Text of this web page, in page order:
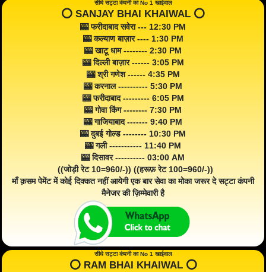
सीधे सट्टा कंपनी का No 1 खाईवाल
⭕️ SANJAY BHAI KHAIWAL ⭕️
🎰 फरीदाबाद सवेरा --- 12:30 PM
🎰 कल्याण बाज़ार ---- 1:30 PM
🎰 खाटू धाम -------- 2:30 PM
🎰 दिल्ली बाज़ार ------ 3:05 PM
🎰 श्री गणेश ------ 4:35 PM
🎰 करनाल ---------- 5:30 PM
🎰 फरीदाबाद --------- 6:05 PM
🎰 गोवा किंग -------- 7:30 PM
🎰 गाजियाबाद ------- 9:40 PM
🎰 दुबई गोल्ड -------- 10:30 PM
🎰 गली ----------- 11:40 PM
🎰 दिसावर ---------- 03:00 AM
((जोड़ी रेट 10=960/-)) ((हरूफ़ रेट 100=960/-))
माँ क़सम पेमेंट में कोई दिक्कत नहीं आयेगी एक बार सेवा का मोका जरूर दे सट्टा कंपनी
मैनेजर की ज़िम्मेवारी है
सीधे सट्टा कंपनी का No 1 खाईवाल
⭕️ RAM BHAI KHAIWAL ⭕️